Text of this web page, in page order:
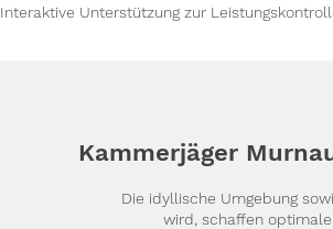
Interaktive Unterstützung zur
Kammerjäger
Die idyllische Umgebung
wird, schaffen optimale